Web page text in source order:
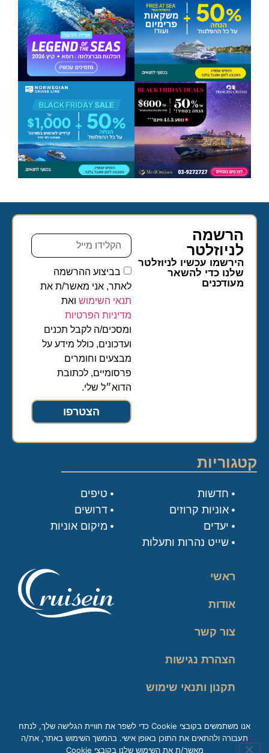
הרשמה
לניוזלטר​
הירשמו עכשיו לניוזלטר
שלנו כדי להשאר
מעודכנים
בביצוע ההרשמה
לאתר, אני מאשר/ת את
תנאי השימושואת
מדיניות הפרטיות
ומסכים/ה לקבל תכנים
ועדכונים, כולל מידע על
מבצעים וחומרים
פרסומיים, לכתובת
הדוא״ל שלי.
הצטרפו
ראשי
אודות
צור קשר
הצהרת נגישות
תקנון ותנאי שימוש
זכות עיון במידע
קטגוריות
טיפים
דרושים
מיקום אוניות
חדשות
אוניות קרוזים
יעדים
שייט נהרות ותעלות
אנו משתמשים בקובצי Cookie כדי לשפר את חוויית הגלישה שלך, לנתח
תעבורה ולהתאים את התוכן באופן אישי. בהמשך השימוש באתר, את/ה
מאשר/ת את השימוש שלנו בקובצי Cookie